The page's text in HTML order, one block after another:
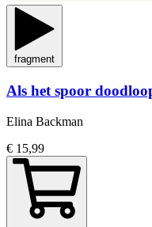
fragment
Als het spoor
Elina Backman
€ 15,99